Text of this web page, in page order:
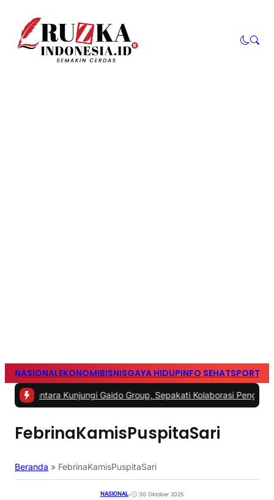
NASIONALEKONOMIBISNISGAYA HIDUPINFO SEHATSPORTS
Kunjungi Gaido Group, Sepakati Kolaborasi Pengembangan
FebrinaKamisPuspitaSari
Beranda » FebrinaKamisPuspitaSari
NASIONAL• 30 Oktober 2025